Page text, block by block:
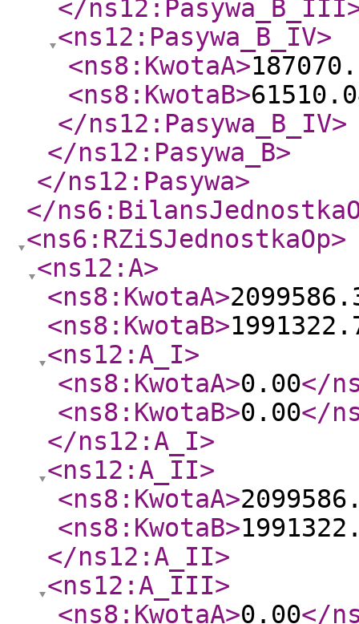
</ns12:Pasywa_B_III
<ns12:Pasywa_B_IV>
<ns8:KwotaA>
<ns8:KwotaB>
</ns12:Pasywa_B_IV>
</ns12:Pasywa_B>
</ns12:Pasywa>
</
<ns6:RZiSJednostkaOp>
<ns12:A>
<ns8:KwotaA>
<ns8:KwotaB>
<ns12:A_I>
<ns8:KwotaA>0.00</
<ns8:KwotaB>0.00</
</ns12:A_I>
<ns12:A_II>
<ns8:KwotaA>
<ns8:KwotaB>
</ns12:A_II>
<ns12:A_III>
<ns8:KwotaA>0.00</